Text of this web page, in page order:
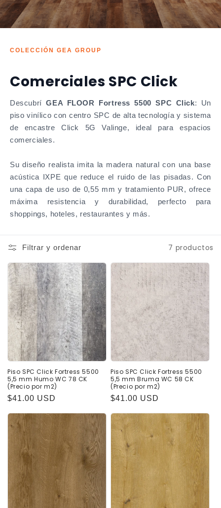
COLECCIÓN GEA GROUP
Comerciales SPC Click
DescubríGEA FLOOR Fortress 5500 SPC Click: Un
piso vinílico con centro SPC de alta tecnología y sistema
de encastre Click 5G Valinge, ideal para espacios
comerciales.
Su diseño realista imita la madera natural con una base
acústica IXPE que reduce el ruido de las pisadas. Con
una capa de uso de 0,55 mm y tratamiento PUR, ofrece
máxima resistencia y durabilidad, perfecto para
shoppings, hoteles, restaurantes y más.
Filtrar y ordenar 7 productos
Piso SPC Click Fortress 5500
5,5 mm Humo WC 78 CK
(Precio por m2)
Precio
$41.00 USD
Piso SPC Click Fortress 5500
5,5 mm Bruma WC 58 CK
(Precio por m2)
Precio
$41.00 USD